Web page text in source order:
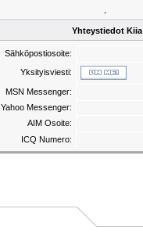
-
Yhteystiedot Kiia
Sähköpostiosoite:
Yksityisviesti:
MSN Messenger:
Yahoo Messenger:
AIM Osoite:
ICQ Numero: